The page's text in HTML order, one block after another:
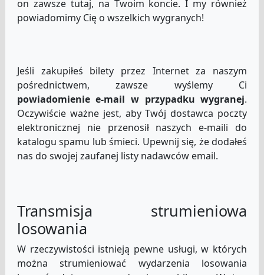
on zawsze tutaj, na Twoim koncie. I my również
powiadomimy Cię o wszelkich wygranych!
Jeśli zakupiłeś bilety przez Internet za naszym
pośrednictwem, zawsze wyślemy Ci
powiadomienie e-mail w przypadku wygranej.
Oczywiście ważne jest, aby Twój dostawca poczty
elektronicznej nie przenosił naszych e-maili do
katalogu spamu lub śmieci. Upewnij się, że dodałeś
nas do swojej zaufanej listy nadawców email.
Transmisja strumieniowa
losowania
W rzeczywistości istnieją pewne usługi, w których
można strumieniować wydarzenia losowania